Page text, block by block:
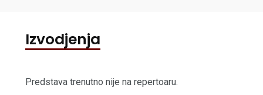
Izvodjenja
Predstava trenutno nije na repertoaru.